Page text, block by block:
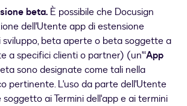
beta. È possibile che Docusign
dell'Utente app di estensione
sviluppo, beta aperte o beta soggette a
a specifici clienti o partner) (un'“App
sono designate come tali nella
pertinente. L'uso da parte dell'Utente
ai Termini dell'app e ai termini